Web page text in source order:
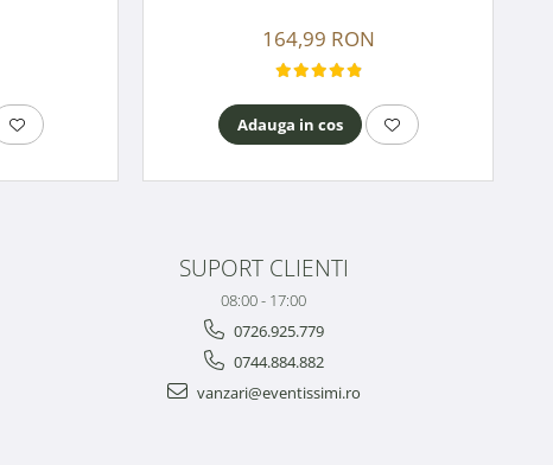
164,99 RON
Adauga in cos
SUPORT CLIENTI
08:00 - 17:00
0726.925.779
0744.884.882
vanzari@eventissimi.ro